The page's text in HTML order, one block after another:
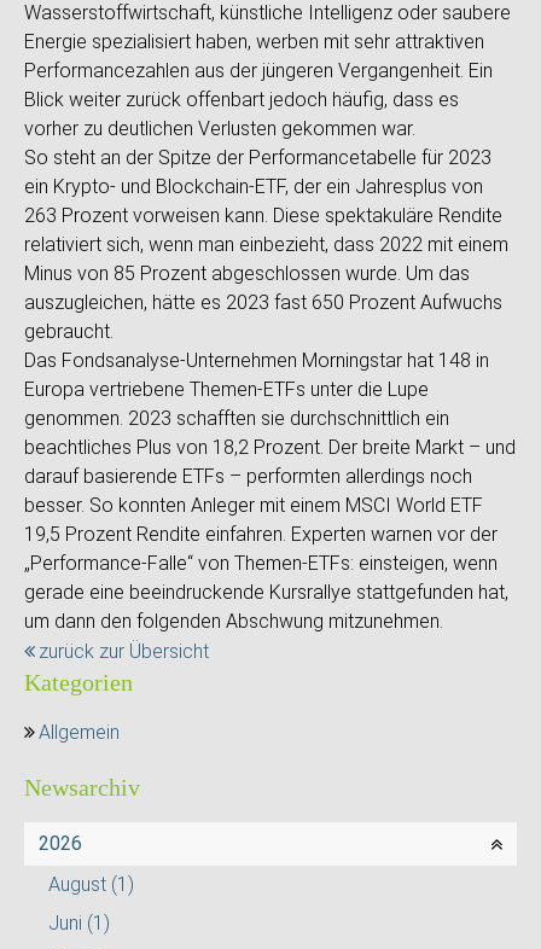
Wasserstoffwirtschaft, künstliche Intelligenz oder saubere
Energie spezialisiert haben, werben mit sehr attraktiven
Performancezahlen aus der jüngeren Vergangenheit. Ein
Blick weiter zurück offenbart jedoch häufig, dass es
vorher zu deutlichen Verlusten gekommen war.
So steht an der Spitze der Performancetabelle für 2023
ein Krypto- und Blockchain-ETF, der ein Jahresplus von
263 Prozent vorweisen kann. Diese spektakuläre Rendite
relativiert sich, wenn man einbezieht, dass 2022 mit einem
Minus von 85 Prozent abgeschlossen wurde. Um das
auszugleichen, hätte es 2023 fast 650 Prozent Aufwuchs
gebraucht.
Das Fondsanalyse-Unternehmen Morningstar hat 148 in
Europa vertriebene Themen-ETFs unter die Lupe
genommen. 2023 schafften sie durchschnittlich ein
beachtliches Plus von 18,2 Prozent. Der breite Markt – und
darauf basierende ETFs – performten allerdings noch
besser. So konnten Anleger mit einem MSCI World ETF
19,5 Prozent Rendite einfahren. Experten warnen vor der
„Performance-Falle“ von Themen-ETFs: einsteigen, wenn
gerade eine beeindruckende Kursrallye stattgefunden hat,
um dann den folgenden Abschwung mitzunehmen.
zurück zur Übersicht
Kategorien
Allgemein
Newsarchiv
2026
August (1)
Juni (1)